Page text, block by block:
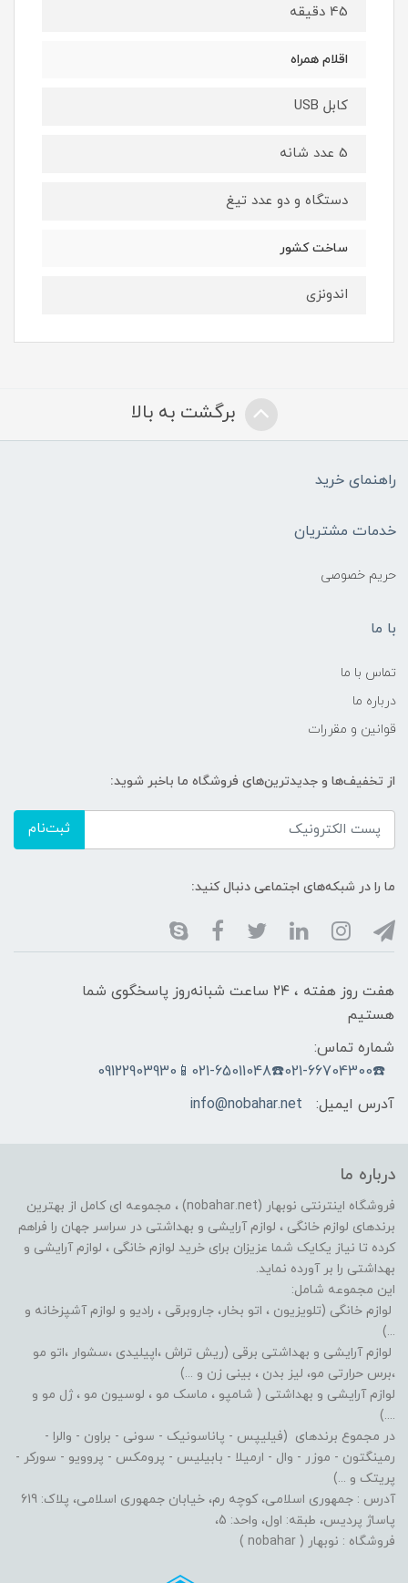
45 دقیقه
اقلام همراه
کابل USB
5 عدد شانه
دستگاه و دو عدد تیغ
ساخت کشور
اندونزی
برگشت به بالا
راهنمای خرید
خدمات مشتریان
حریم خصوصی
با ما
تماس با ما
درباره ما
قوانین و مقررات
از تخفیف‌ها و جدیدترین‌های فروشگاه ما باخبر شوید:
ثبت‌نام
ما را در شبکه‌های اجتماعی دنبال کنید:
هفت روز هفته ، ۲۴ ساعت شبانه‌روز پاسخگوی شما
هستیم
شماره تماس:
☎️021-66704300☎️021-65011048📱09122903930
آدرس ایمیل:
info@nobahar.net
درباره ما
فروشگاه اینترنتی نوبهار (nobahar.net) ، مجموعه ای کامل از بهترین
برندهای لوازم خانگی ، لوازم آرایشی و بهداشتی در سراسر جهان را فراهم
کرده تا نیاز یکایک شما عزیزان برای خرید لوازم خانگی ، لوازم آرایشی و
بهداشتی را بر آورده نماید.
این مجموعه شامل:
لوازم خانگی (تلویزیون ، اتو بخار، جاروبرقی ، رادیو و لوازم آشپزخانه و
...)
لوازم آرایشی و بهداشتی برقی (ریش تراش ،اپیلیدی ،سشوار ،اتو مو
،برس حرارتی مو، لیز بدن ، بینی زن و ...)
لوازم آرایشی و بهداشتی ( شامپو ، ماسک مو ، لوسیون مو ، ژل مو و
....)
در مجموع برندهای (فیلیپس - پاناسونیک - سونی - براون - والرا -
رمینگتون - موزر - وال - ارمیلا - بابیلیس - پرومکس - پروویو - سورکر -
پریتک و ...)
آدرس : جمهوری اسلامی، کوچه رم، خیابان جمهوری اسلامی، پلاک: 619
پاساژ پردیس، طبقه: اول، واحد: 5،
فروشگاه : نوبهار ( nobahar )